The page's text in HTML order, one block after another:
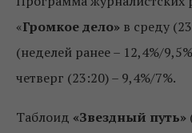
«Громкое дело» в среду
(неделей ранее – 12,4%/
четверг (23:20) – 9,4%/7%.
Таблоид «Звездный путь»